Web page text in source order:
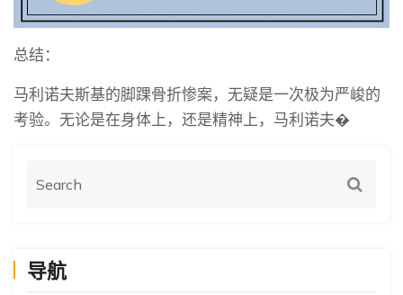
总结：
马利诺夫斯基的脚踝骨折惨案，无疑是一次极为严峻的
考验。无论是在身体上，还是精神上，马利诺夫�
导航